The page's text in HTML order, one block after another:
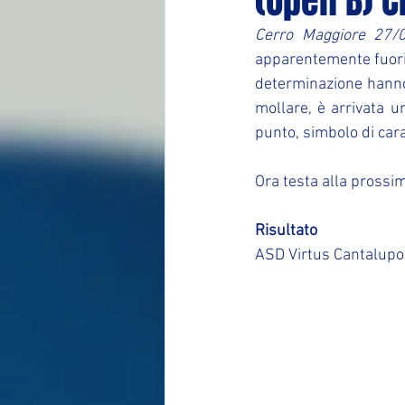
Cerro Maggiore 27/
apparentemente
determinazione
mollare, è arrivata
punto, simbolo di
Ora testa alla
Risultato
ASD Virtus